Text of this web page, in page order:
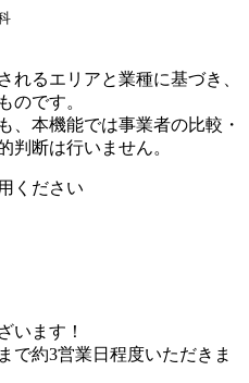
るエリアと業種に基づき、
のです。
、本機能では事業者の比較・
判断は行いません。
ください
います！
で約3営業日程度いただきま